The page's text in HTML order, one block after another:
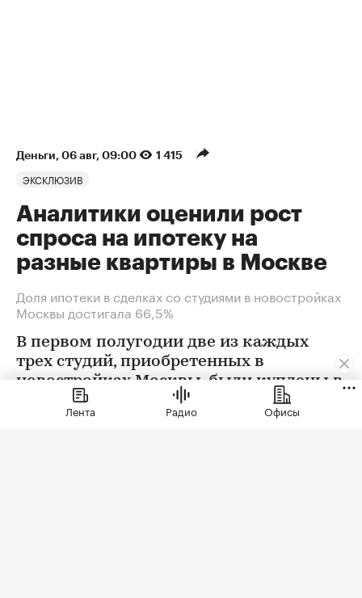
Деньги⁠, 06 авг, 09:00 1 415
ЭКСКЛЮЗИВ
Аналитики оценили рост
спроса на ипотеку на
разные квартиры в Москве
Доля ипотеки в сделках со студиями в новостройках
Москвы достигала 66,5%
В первом полугодии две из каждых
трех студий, приобретенных в
новостройках Москвы, были куплены в
ипотеку. В сегменте трешек ипотечных
сделок менее половины, а среди
Лента Радио Офисы